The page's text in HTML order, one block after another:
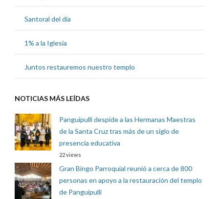
Santoral del día
1% a la Iglesia
Juntos restauremos nuestro templo
NOTICIAS MÁS LEÍDAS
Panguipulli despide a las Hermanas Maestras
de la Santa Cruz tras más de un siglo de
presencia educativa
22 views
Gran Bingo Parroquial reunió a cerca de 800
personas en apoyo a la restauración del templo
de Panguipulli